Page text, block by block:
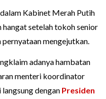
Kabinet Merah Putih
setelah tokoh senior
pernyataan mengejutkan.
adanya hambatan
menteri koordinator
dengan Presiden